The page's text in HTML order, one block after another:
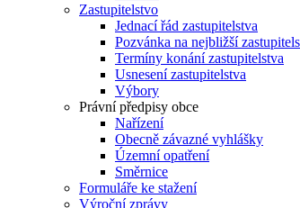
Zastupitelstvo
Jednací řád zastupitelstva
Pozvánka na nejbližší
Termíny konání zastupitelstva
Usnesení zastupitelstva
Výbory
Právní předpisy obce
Nařízení
Obecně závazné vyhlášky
Územní opatření
Směrnice
Formuláře ke stažení
Výroční zprávy